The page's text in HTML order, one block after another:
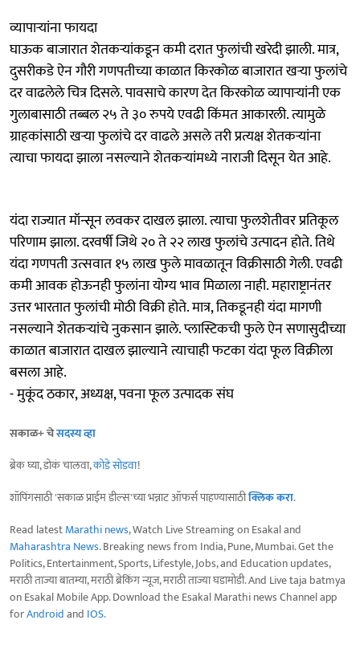
व्यापाऱ्यांना फायदा
घाऊक बाजारात शेतकऱ्यांकडून कमी दरात फुलांची खरेदी झाली. मात्र,
दुसरीकडे ऐन गौरी गणपतीच्या काळात किरकोळ बाजारात खऱ्या फुलांचे
दर वाढलेले चित्र दिसले. पावसाचे कारण देत किरकोळ व्यापाऱ्यांनी एक
गुलाबासाठी तब्बल २५ ते ३० रुपये एवढी किंमत आकारली. त्यामुळे
ग्राहकांसाठी खऱ्या फुलांचे दर वाढले असले तरी प्रत्यक्ष शेतकऱ्यांना
त्याचा फायदा झाला नसल्याने शेतकऱ्यांमध्ये नाराजी दिसून येत आहे.
यंदा राज्यात मॉन्सून लवकर दाखल झाला. त्याचा फुलशेतीवर प्रतिकूल
परिणाम झाला. दरवर्षी जिथे २० ते २२ लाख फुलांचे उत्पादन होते. तिथे
यंदा गणपती उत्सवात १५ लाख फुले मावळातून विक्रीसाठी गेली. एवढी
कमी आवक होऊनही फुलांना योग्य भाव मिळाला नाही. महाराष्ट्रानंतर
उत्तर भारतात फुलांची मोठी विक्री होते. मात्र, तिकडूनही यंदा मागणी
नसल्याने शेतकऱ्यांचे नुकसान झाले. प्लास्टिकची फुले ऐन सणासुदीच्या
काळात बाजारात दाखल झाल्याने त्याचाही फटका यंदा फूल विक्रीला
बसला आहे.
- मुकूंद ठकार, अध्यक्ष, पवना फूल उत्पादक संघ
सकाळ+ चेसदस्य व्हा
ब्रेक घ्या, डोकं चालवा,कोडे सोडवा!
शॉपिंगसाठी 'सकाळ प्राईम डील्स'च्या भन्नाट ऑफर्स पाहण्यासाठीक्लिक करा.
Read latestMarathi news, Watch Live Streaming on Esakal and
Maharashtra News. Breaking news from India, Pune, Mumbai. Get the
Politics, Entertainment, Sports, Lifestyle, Jobs, and Education updates,
मराठी ताज्या बातम्या, मराठी ब्रेकिंग न्यूज, मराठी ताज्या घडामोडी. And Live taja batmya
on Esakal Mobile App. Download the Esakal Marathi news Channel app
forAndroidand IOS.